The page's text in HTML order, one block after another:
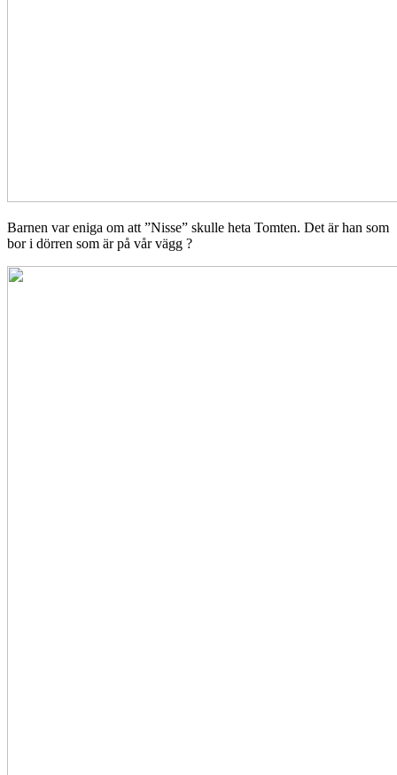
Barnen var eniga om att ”Nisse” skulle heta Tomten. Det är han som
bor i dörren som är på vår vägg ?